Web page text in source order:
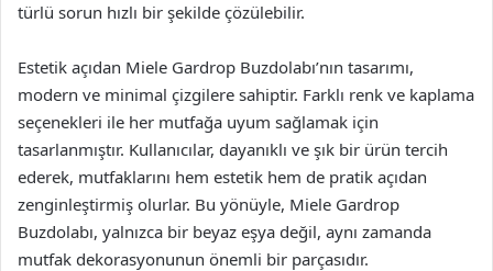
türlü sorun hızlı bir şekilde çözülebilir.
Estetik açıdan Miele Gardrop Buzdolabı’nın tasarımı,
modern ve minimal çizgilere sahiptir. Farklı renk ve kaplama
seçenekleri ile her mutfağa uyum sağlamak için
tasarlanmıştır. Kullanıcılar, dayanıklı ve şık bir ürün tercih
ederek, mutfaklarını hem estetik hem de pratik açıdan
zenginleştirmiş olurlar. Bu yönüyle, Miele Gardrop
Buzdolabı, yalnızca bir beyaz eşya değil, aynı zamanda
mutfak dekorasyonunun önemli bir parçasıdır.